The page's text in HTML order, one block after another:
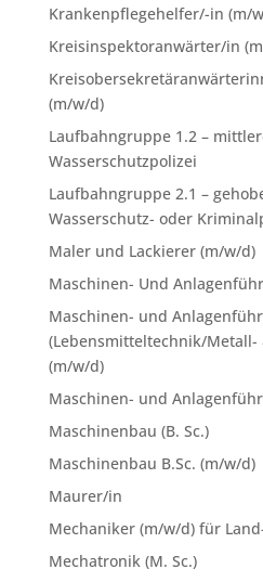
Krankenpflegehelfer/-in (m/
Kreisinspektoranwärter/in
(m/w/d)
Laufbahngruppe 1.2 –
Wasserschutzpolizei
Laufbahngruppe 2.1 –
Wasserschutz- oder
Maler und Lackierer (m/w/d)
Maschinen- Und
Maschinen- und
(Lebensmitteltechnik/
(m/w/d)
Maschinen- und
Maschinenbau (B. Sc.)
Maschinenbau B.Sc. (m/w/d)
Maurer/in
Mechaniker (m/w/d) für
Mechatronik (M. Sc.)